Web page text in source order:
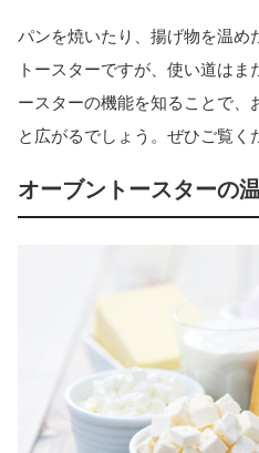
パンを焼いたり、揚げ物を温め
トースターですが、使い道は
ースターの機能を知ることで、
と広がるでしょう。ぜひご覧く
オーブントースターの